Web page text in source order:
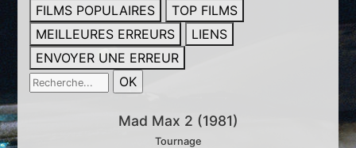
FILMS POPULAIRES
TOP FILMS
MEILLEURES ERREURS
LIENS
ENVOYER UNE ERREUR
Mad Max 2 (1981)
Tournage